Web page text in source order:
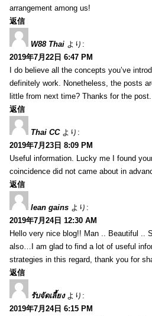
arrangement among us!
返信
W88 Thai より:
2019年7月22日 6:47 PM
I do believe all the concepts you’ve
definitely work. Nonetheless, the posts
little from next time? Thanks for the post.
返信
Thai CC より:
2019年7月23日 8:09 PM
Useful information. Lucky me I found
coincidence did not came about in
返信
lean gains より:
2019年7月24日 12:30 AM
Hello very nice blog!! Man .. Beautiful ..
also…I am glad to find a lot of useful
strategies in this regard, thank you for
返信
รับจัดเลี้ยง より:
2019年7月24日 6:15 PM